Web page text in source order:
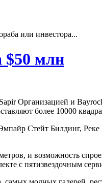
или инвестора...
$50 млн
Организацией и
более 10000
Стейт Билдинг, Реке
и возможность
с пятизвездочным